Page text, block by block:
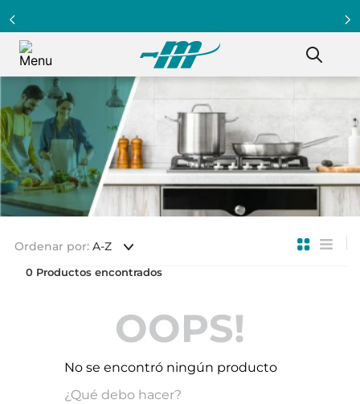
Ordenar por A-Z
0
OOPS!
No se encontró ningún producto
¿Qué debo hacer?